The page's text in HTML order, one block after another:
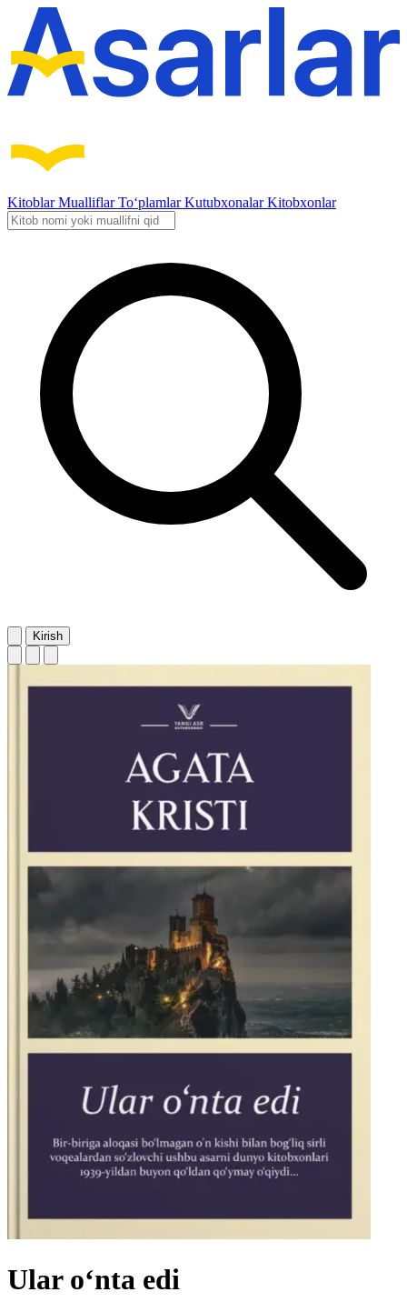
KitoblarMualliflarTo‘plamlarKutubxonalarKitobxonlar
Kirish
Ular oʻnta edi